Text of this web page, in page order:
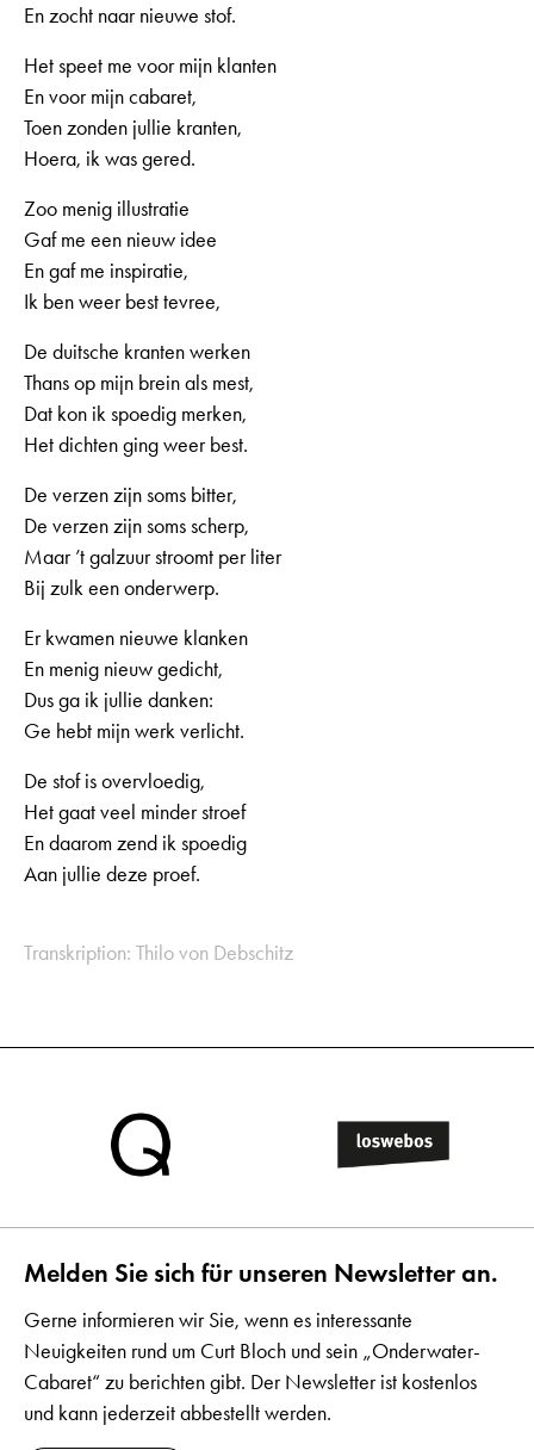
En zocht naar nieuwe stof.
Het speet me voor mijn klanten
En voor mijn cabaret,
Toen zonden jullie kranten,
Hoera, ik was gered.
Zoo menig illustratie
Gaf me een nieuw idee
En gaf me inspiratie,
Ik ben weer best tevree,
De duitsche kranten werken
Thans op mijn brein als mest,
Dat kon ik spoedig merken,
Het dichten ging weer best.
De verzen zijn soms bitter,
De verzen zijn soms scherp,
Maar ’t galzuur stroomt per liter
Bij zulk een onderwerp.
Er kwamen nieuwe klanken
En menig nieuw gedicht,
Dus ga ik jullie danken:
Ge hebt mijn werk verlicht.
De stof is overvloedig,
Het gaat veel minder stroef
En daarom zend ik spoedig
Aan jullie deze proef.
Transkription: Thilo von Debschitz
Melden Sie sich für unseren Newsletter an.
Gerne informieren wir Sie, wenn es interessante
Neuigkeiten rund um Curt Bloch und sein „Onderwater-
Cabaret“ zu berichten gibt. Der Newsletter ist kostenlos
und kann jederzeit abbestellt werden.